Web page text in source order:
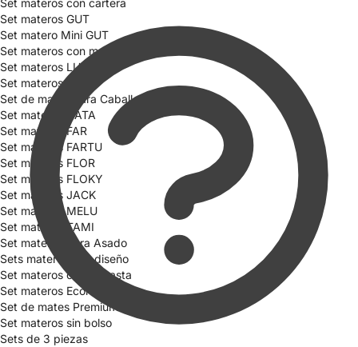
Set materos con cartera
Set materos GUT
Set matero Mini GUT
Set materos con mochila
Set materos LULI
Set materos BETD
Set de mates para Caballero
Set materos CATA
Set materos FAR
Set materos FARTU
Set materos FLOR
Set materos FLOKY
Set materos JACK
Set materos MELU
Set materos TAMI
Set materos para Asado
Sets materos con diseño
Set materos con Canasta
Set materos Económicos
Set de mates Premium
Set materos sin bolso
Sets de 3 piezas